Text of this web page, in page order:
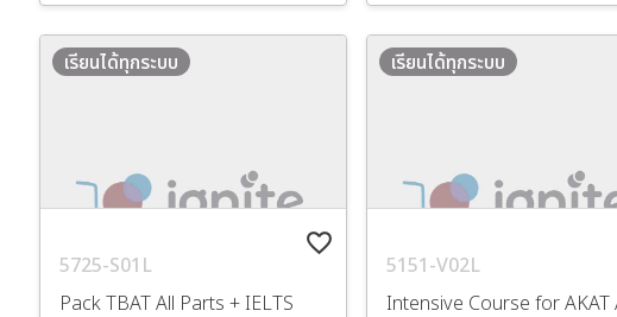
favorite_border
5725-S01L
Pack TBAT All Parts + IELTS
เรียนได้ทุกระบบ
5151-V02L
Intensive Course for AKAT
เรียนได้ทุกระบบ